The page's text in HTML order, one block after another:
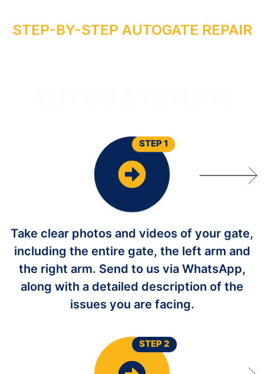
STEP-BY-STEP AUTOGATE REPAIR
Y
Take clear photos and videos of your gate,
including the entire gate, the left arm and
the right arm. Send to us via WhatsApp,
along with a detailed description of the
issues you are facing.
STEP 1
STEP 2